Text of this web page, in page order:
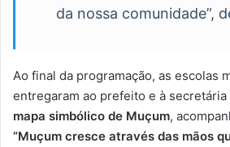
da nossa comunidade”,
Ao final da programação, as escolas
entregaram ao prefeito e à secretária
mapa simbólico de Muçum,
“Muçum cresce através das mãos